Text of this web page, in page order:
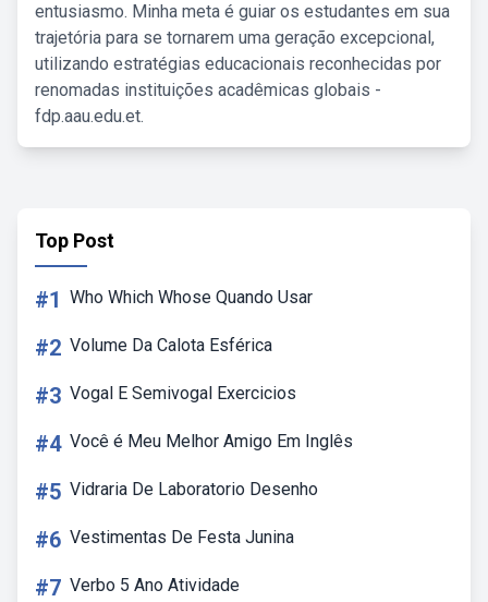
entusiasmo. Minha meta é guiar os estudantes em sua
trajetória para se tornarem uma geração excepcional,
utilizando estratégias educacionais reconhecidas por
renomadas instituições acadêmicas globais -
fdp.aau.edu.et.
Top Post
#1 Who Which Whose Quando Usar
#2 Volume Da Calota Esférica
#3 Vogal E Semivogal Exercicios
#4 Você é Meu Melhor Amigo Em Inglês
#5 Vidraria De Laboratorio Desenho
#6 Vestimentas De Festa Junina
#7 Verbo 5 Ano Atividade